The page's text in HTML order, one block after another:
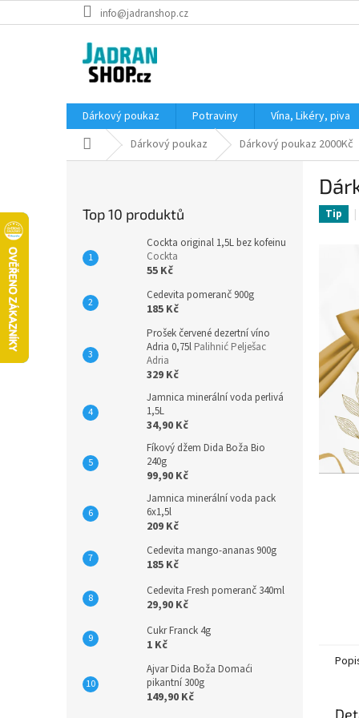
na
info@jadranshop.cz
Dárkový poukaz Potraviny Vína, Likéry, piva
Domů Dárkový poukaz Dárkový poukaz 2000Kč
Top 10 produktů
Cockta original 1,5L bez kofeinu
Cockta
55 Kč
Cedevita pomeranč 900g
185 Kč
Prošek červené dezertní víno
Adria 0,75l Palihnić Pelješac
Adria
329 Kč
Jamnica minerální voda perlivá
1,5L
34,90 Kč
Fíkový džem Dida Boža Bio
240g
99,90 Kč
Jamnica minerální voda pack
6x1,5l
209 Kč
Cedevita mango-ananas 900g
185 Kč
Cedevita Fresh pomeranč 340ml
29,90 Kč
Cukr Franck 4g
1 Kč
Ajvar Dida Boža Domaći
pikantní 300g
149,90 Kč
Tip